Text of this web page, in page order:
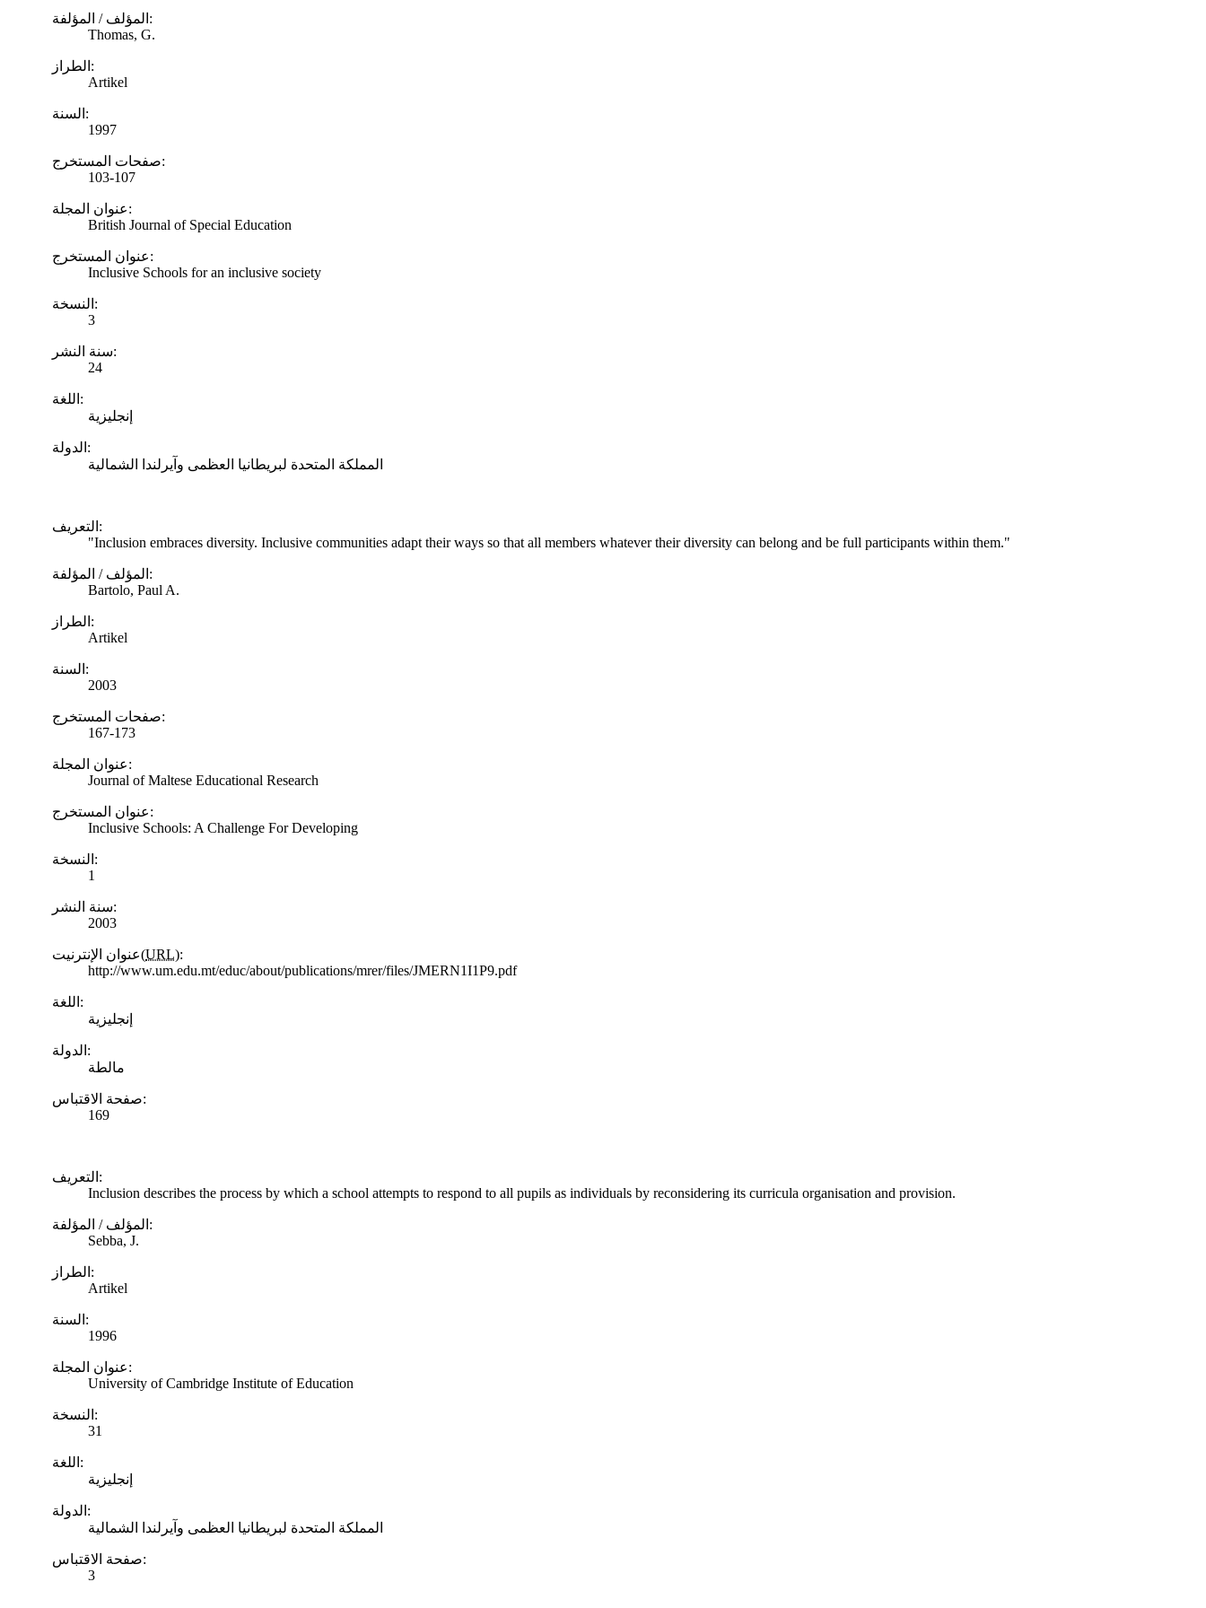
المؤلف / المؤلفة:
Thomas, G.
الطراز:
Artikel
السنة:
1997
صفحات المستخرج:
103-107
عنوان المجلة:
British Journal of Special Education
عنوان المستخرج:
Inclusive Schools for an inclusive society
النسخة:
3
سنة النشر:
24
اللغة:
إنجليزية
الدولة:
المملكة المتحدة لبريطانيا العظمى وآيرلندا الشمالية
التعريف:
"Inclusion embraces diversity. Inclusive communities adapt their ways so that all members whatever their diversity can belong and be full participants within them."
المؤلف / المؤلفة:
Bartolo, Paul A.
الطراز:
Artikel
السنة:
2003
صفحات المستخرج:
167-173
عنوان المجلة:
Journal of Maltese Educational Research
عنوان المستخرج:
Inclusive Schools: A Challenge For Developing
النسخة:
1
سنة النشر:
2003
عنوان الإنترنيت(URL):
http://www.um.edu.mt/educ/about/publications/mrer/files/JMERN1I1P9.pdf
اللغة:
إنجليزية
الدولة:
مالطة
صفحة الاقتباس:
169
التعريف:
Inclusion describes the process by which a school attempts to respond to all pupils as individuals by reconsidering its curricula organisation and provision.
المؤلف / المؤلفة:
Sebba, J.
الطراز:
Artikel
السنة:
1996
عنوان المجلة:
University of Cambridge Institute of Education
النسخة:
31
اللغة:
إنجليزية
الدولة:
المملكة المتحدة لبريطانيا العظمى وآيرلندا الشمالية
صفحة الاقتباس:
3